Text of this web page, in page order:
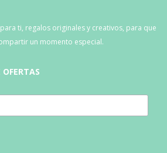
ti, regalos originales y creativos, para que
un momento especial.
OFERTAS